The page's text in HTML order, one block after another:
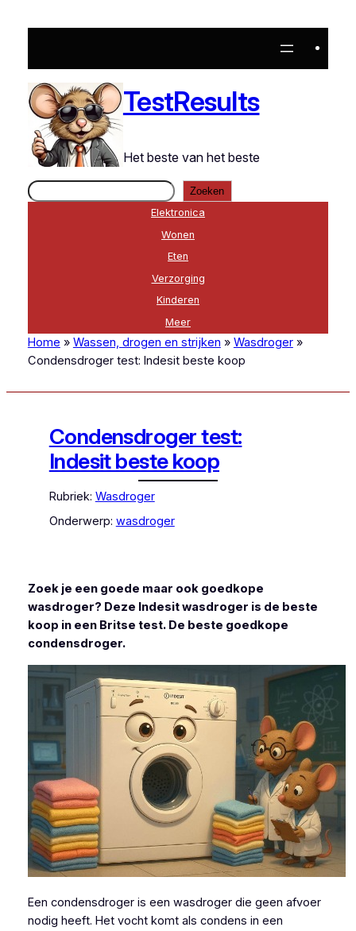
naar
inhoud
TestResults
Het beste van het beste
Zoeken
Zoeken
Elektronica
Wonen
Eten
Verzorging
Kinderen
Meer
Home » Wassen, drogen en strijken » Wasdroger »
Condensdroger test: Indesit beste koop
Condensdroger test:
Indesit beste koop
Rubriek: Wasdroger
Onderwerp: wasdroger
Zoek je een goede maar ook goedkope
wasdroger? Deze Indesit wasdroger is de beste
koop in een Britse test. De beste goedkope
condensdroger.
Een condensdroger is een wasdroger die geen afvoer
nodig heeft. Het vocht komt als condens in een